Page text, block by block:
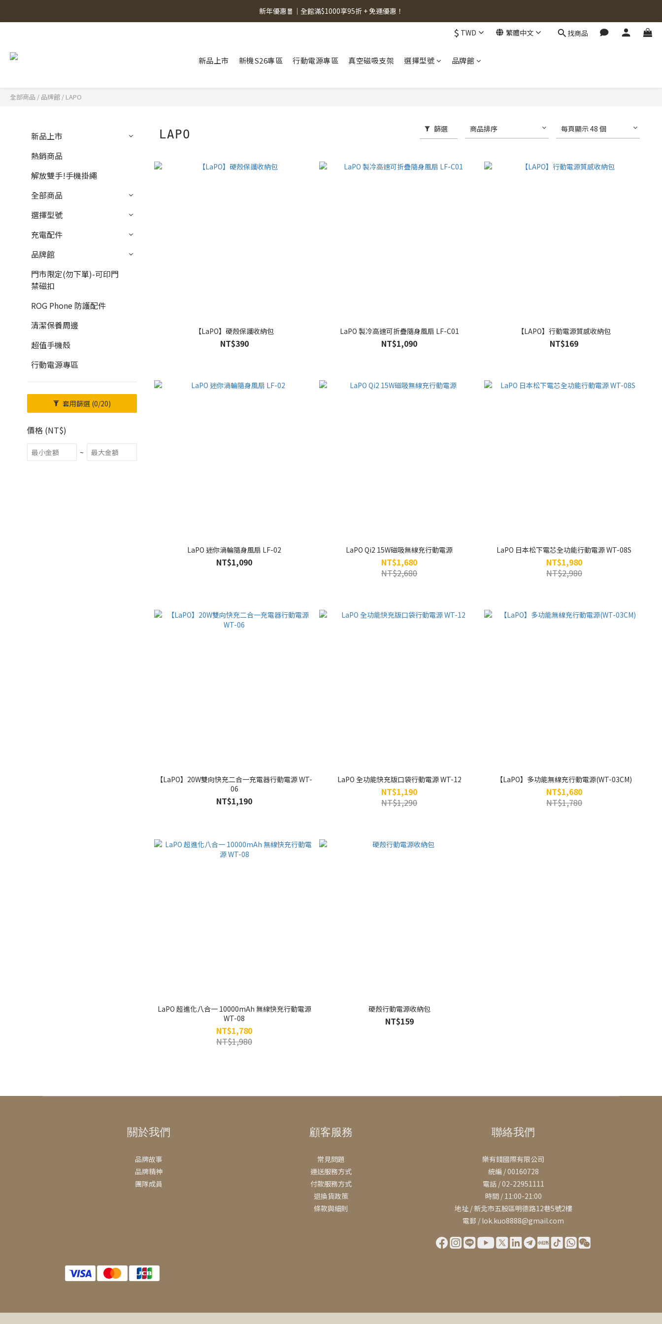
新年優惠🧧｜全館滿$1000享95折 + 免運優惠！
$ TWD 繁體中文 找商品
新品上市 新機S26專區 行動電源專區 真空磁吸支架 選擇型號 品牌館
全部商品 / 品牌館 / LAPO
新品上市
熱銷商品
解放雙手!手機掛繩
全部商品
選擇型號
充電配件
品牌館
門市限定(勿下單)-可印門
禁磁扣
ROG Phone 防護配件
清潔保養周邊
超值手機殼
行動電源專區
套用篩選 (0/20)
價格 (NT$)
~
LAPO 篩選 商品排序 每頁顯示 48 個
【LaPO】硬殼保護收納包
NT$390
LaPO 製冷高速可折疊隨身風扇 LF-C01
NT$1,090
【LAPO】行動電源質感收納包
NT$169
LaPO 迷你渦輪隨身風扇 LF-02
NT$1,090
LaPO Qi2 15W磁吸無線充行動電源
NT$1,680
NT$2,680
LaPO 日本松下電芯全功能行動電源 WT-08S
NT$1,980
NT$2,980
【LaPO】20W雙向快充二合一充電器行動電源 WT-
06
NT$1,190
LaPO 全功能快充版口袋行動電源 WT-12
NT$1,190
NT$1,290
【LaPO】多功能無線充行動電源(WT-03CM)
NT$1,680
NT$1,780
LaPO 超進化八合一 10000mAh 無線快充行動電源
WT-08
NT$1,780
NT$1,980
硬殼行動電源收納包
NT$159
關於我們
品牌故事
品牌精神
團隊成員
顧客服務
常見問題
運送服務方式
付款服務方式
退換貨政策
條款與細則
聯絡我們
樂有錢國際有限公司
統編 / 00160728
電話 / 02-22951111
時間 / 11:00-21:00
地址 / 新北市五股區明德路12巷5號2樓
電郵 / lok.kuo8888@gmail.com